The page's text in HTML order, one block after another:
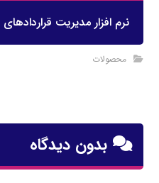
نرم افزار مدیریت
محصولات
بدون دیدگاه